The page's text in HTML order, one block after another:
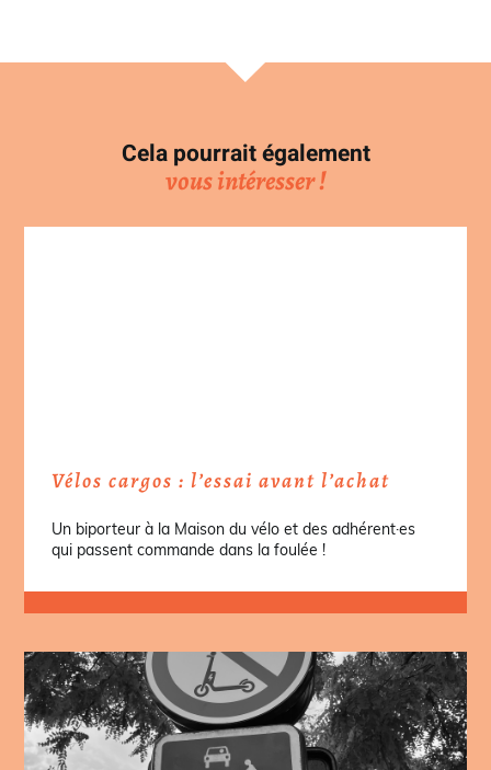
Cela pourrait également
vous intéresser !
Vélos cargos : l’essai avant l’achat
Un biporteur à la Maison du vélo et des adhérent·es
qui passent commande dans la foulée !